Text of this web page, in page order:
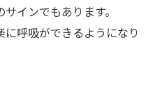
インでもあります。
呼吸ができるようになり